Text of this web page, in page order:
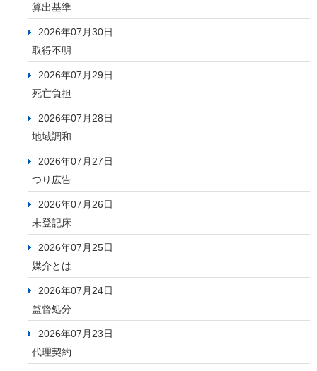
算出基準
2026年07月30日
取得不明
2026年07月29日
死亡負担
2026年07月28日
地域調和
2026年07月27日
つり広告
2026年07月26日
未登記床
2026年07月25日
媒介とは
2026年07月24日
監督処分
2026年07月23日
代理契約